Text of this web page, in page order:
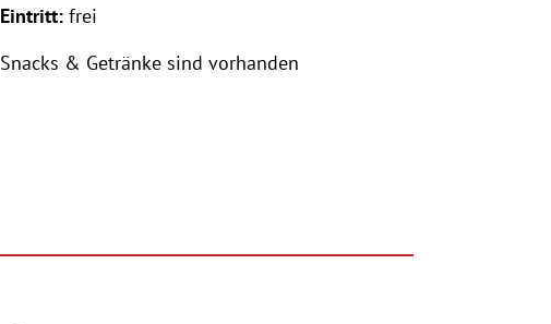
Eintritt: frei
Snacks & Getränke sind vorhanden